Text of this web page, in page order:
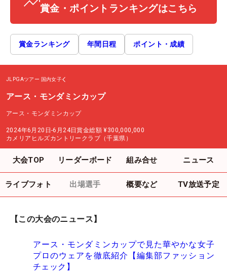
賞金・ポイントランキングはこちら
賞金ランキング 年間日程 ポイント・成績
JLPGAツアー 国内女子
アース・モンダミンカップ
アース・モンダミンカップ
2024年6月20日-6月24日賞金総額 ¥300,000,000
カメリアヒルズカントリークラブ（千葉県）
大会TOP リーダーボード 組み合せ ニュース
ライブフォト 出場選手 概要など TV放送予定
【この大会のニュース】
アース・モンダミンカップで見た華やかな女子
プロのウェアを徹底紹介【編集部ファッション
チェック】